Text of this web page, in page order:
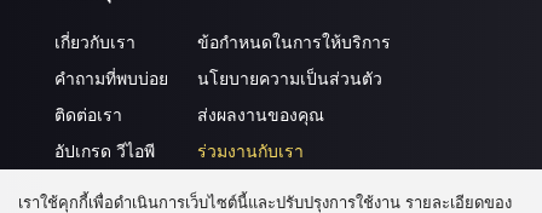
เกี่ยวกับเรา
คำถามที่พบบ่อย
ติดต่อเรา
อัปเกรด วีไอพี
ข้อกำหนดในการให้บริการ
นโยบายความเป็นส่วนตัว
ส่งผลงานของคุณ
ร่วมงานกับเรา
เราใช้คุกกี้เพื่อดำเนินการเว็บไซต์นี้และปรับปรุงการใช้งาน รายละเอียดของ